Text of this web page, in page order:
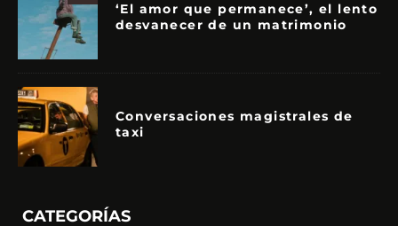
‘El amor que permanece’, el lento
desvanecer de un matrimonio
Conversaciones magistrales de
taxi
CATEGORÍAS